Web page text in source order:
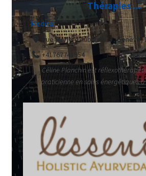
Thérapies ...
Medical
Rue Merle-d'Aubigné 17, Genève,
+41767741954
Céline Planchin est
praticienne en soins énergétiques à